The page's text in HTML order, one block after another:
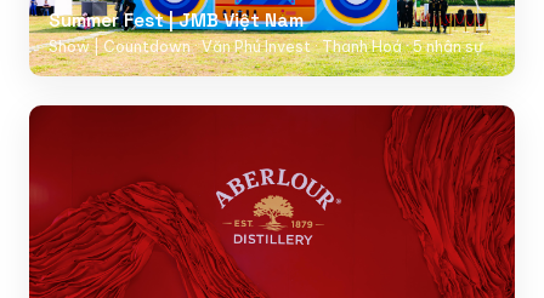
Summer Fest | JMB Việt Nam
Show | Countdown · Văn Phú Invest · Thanh Hoá · 5 nhân sự